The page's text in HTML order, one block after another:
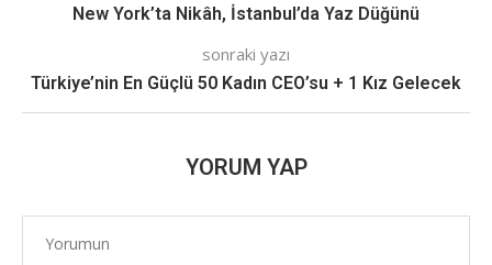
New York’ta Nikâh, İstanbul’da Yaz Düğünü
sonraki yazı
Türkiye’nin En Güçlü 50 Kadın CEO’su + 1 Kız Gelecek
YORUM YAP